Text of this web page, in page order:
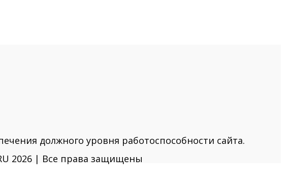
должного уровня работоспособности сайта.
2026 | Все права защищены